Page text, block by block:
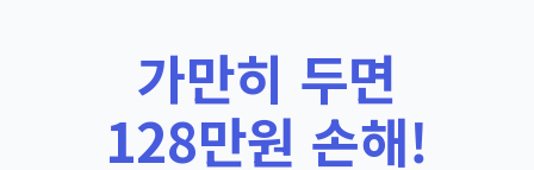
가만히 두면
128만원 손해!